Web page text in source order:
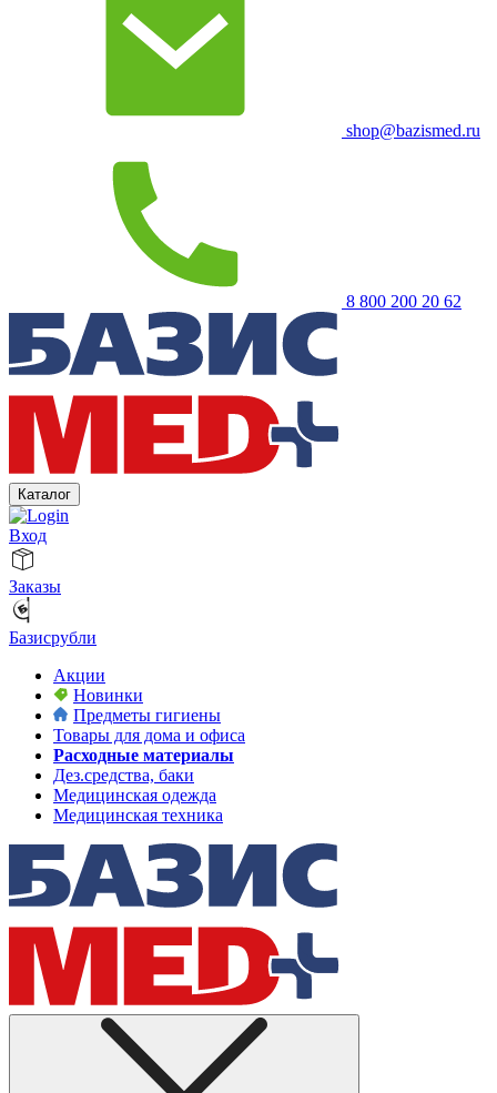
shop@bazismed.ru
8 800 200 20 62
Каталог
Вход
Заказы
Базисрубли
Акции
Новинки
Предметы гигиены
Товары для дома и офиса
Расходные материалы
Дез.средства, баки
Медицинская одежда
Медицинская техника